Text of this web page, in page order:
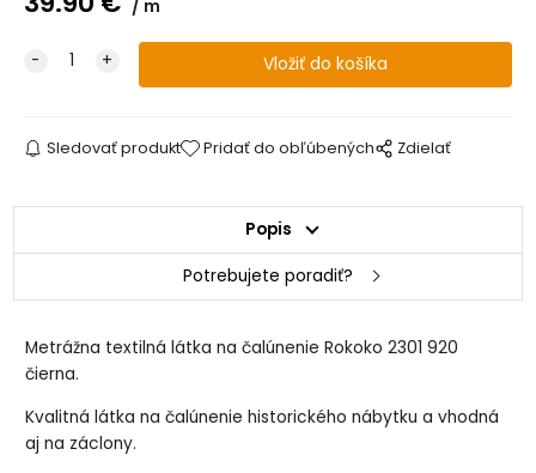
m
Sledovať produkt Pridať do obľúbených Zdielať
Popis
Potrebujete poradiť?
Metrážna textilná látka na čalúnenie Rokoko 2301 920
čierna.
Kvalitná látka na čalúnenie historického nábytku a vhodná
aj na záclony.